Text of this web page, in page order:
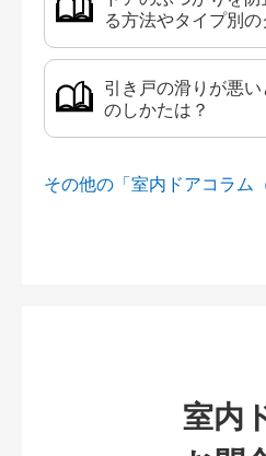
る方法やタイプ別
引き戸の滑りが悪
のしかたは？
その他の「室内ドアコラム
室内